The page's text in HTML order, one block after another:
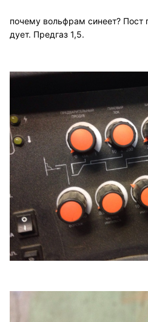
почему вольфрам синеет? Пост
дует. Предгаз 1,5.